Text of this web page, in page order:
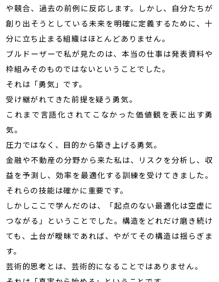
や競合、過去の前例に反応します。しかし、自分たちが
創り出そうとしている未来を明確に定義するために、十
分に立ち止まる組織はほとんどありません。
ブルドーザーで私が見たのは、本当の仕事は発表資料や
枠組みそのものではないということでした。
それは「勇気」です。
受け継がれてきた前提を疑う勇気。
これまで言語化されてこなかった価値観を表に出す勇
気。
圧力ではなく、目的から築き上げる勇気。
金融や不動産の分野から来た私は、リスクを分析し、収
益を予測し、効率を最適化する訓練を受けてきました。
それらの技能は確かに重要です。
しかしここで学んだのは、「起点のない最適化は空虚に
つながる」ということでした。構造をどれだけ磨き続け
ても、土台が曖昧であれば、やがてその構造は揺らぎま
す。
芸術的思考とは、芸術的になることではありません。